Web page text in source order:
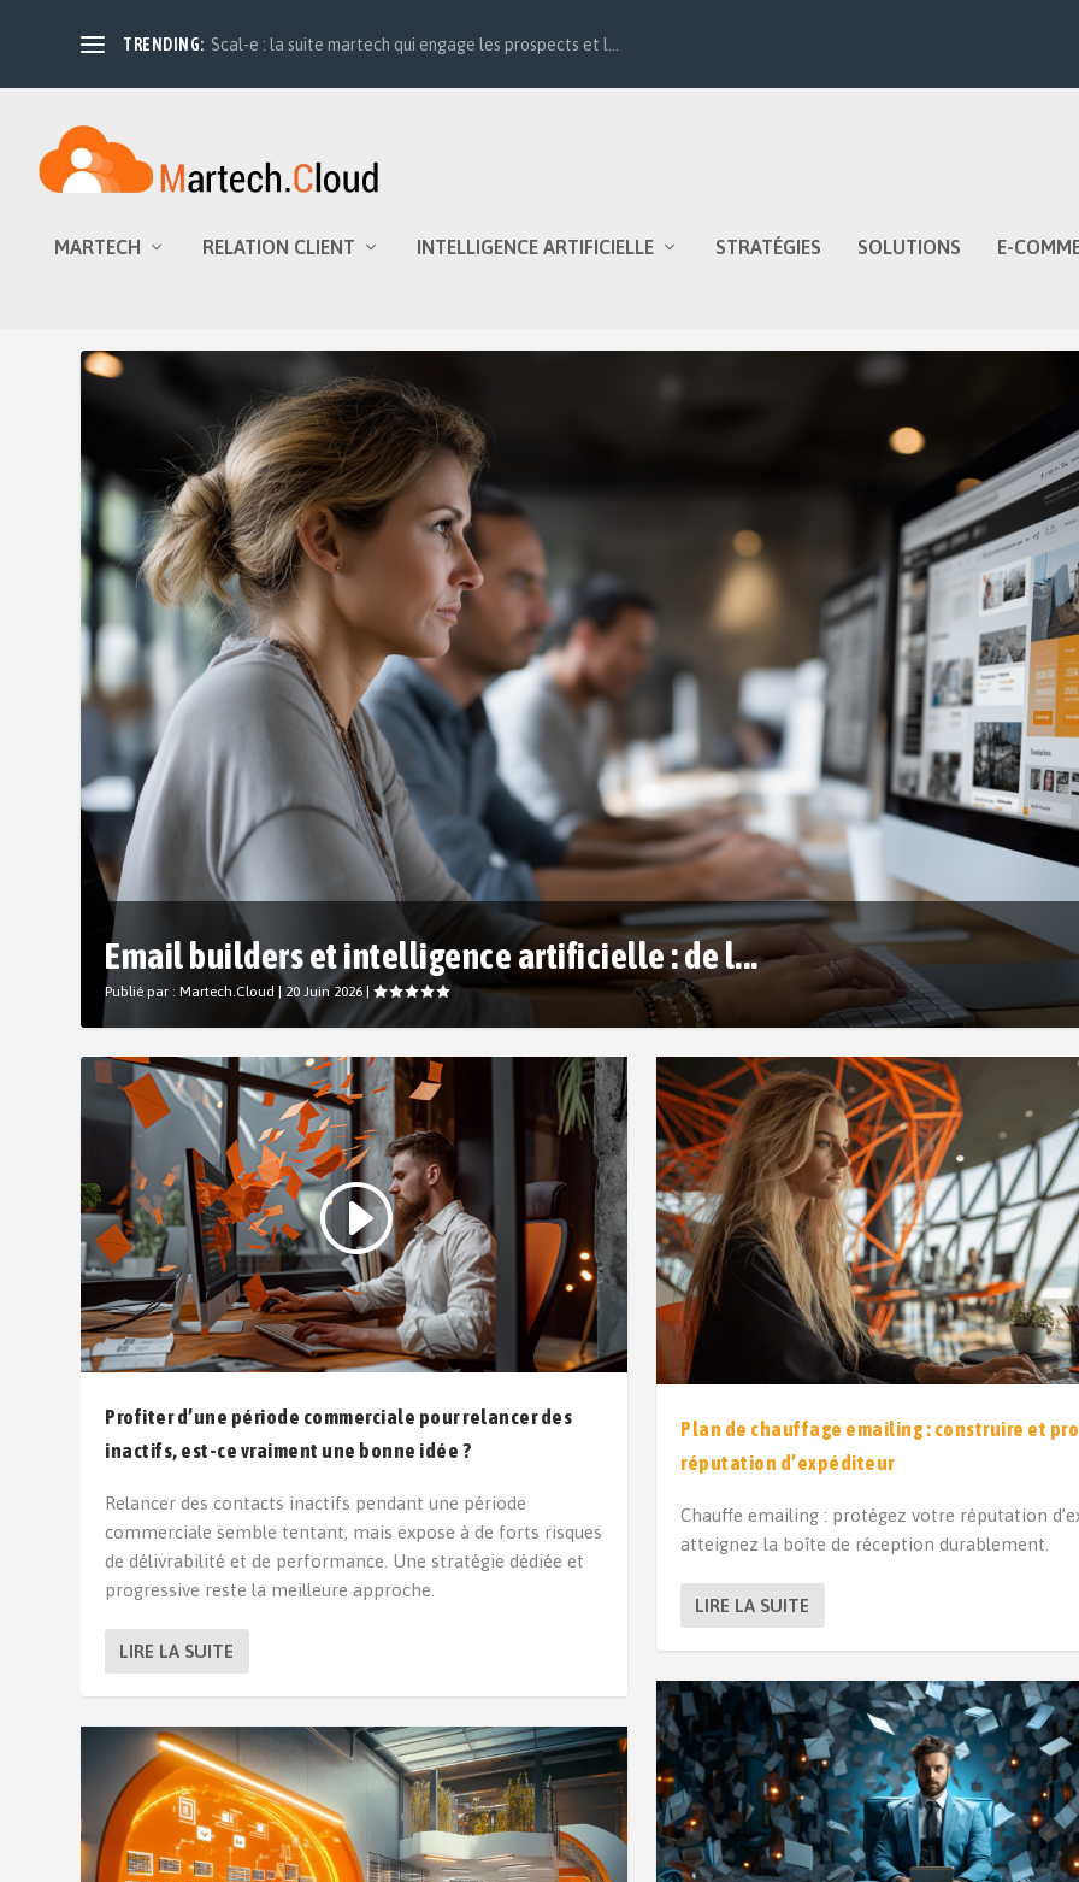
TRENDING: Scal-e : la suite martech qui engage les prospects et l...
MARTECH RELATION CLIENT INTELLIGENCE ARTIFICIELLE STRATÉGIES SOLUTIONS E-
Email builders et intelligence artificielle : de l...
Publié par :Martech.Cloud | 20 Juin 2026 |
Profiter d’une période commerciale pour relancer des
inactifs, est-ce vraiment une bonne idée ?
Relancer des contacts inactifs pendant une période
commerciale semble tentant, mais expose à de forts risques
de délivrabilité et de performance. Une stratégie dédiée et
progressive reste la meilleure approche.
LIRE LA SUITE
Plan de chauffage emailing : construire et
réputation d’expéditeur
Chauffe emailing : protégez votre réputation
atteignez la boîte de réception durablement.
LIRE LA SUITE